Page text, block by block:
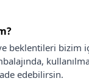
beklentileri bizim
edebilirsin.